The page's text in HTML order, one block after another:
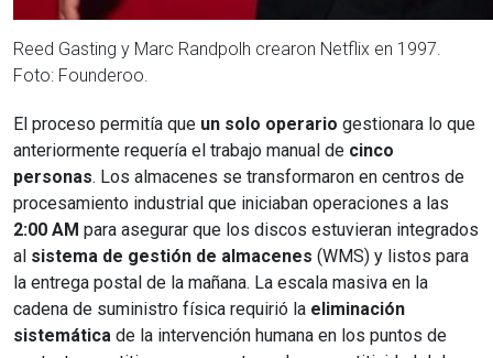
Reed Gasting y Marc Randpolh crearon Netflix en 1997.
Foto: Founderoo.
El proceso permitía que un solo operario gestionara lo que
anteriormente requería el trabajo manual de cinco
personas. Los almacenes se transformaron en centros de
procesamiento industrial que iniciaban operaciones a las
2:00 AM para asegurar que los discos estuvieran integrados
al sistema de gestión de almacenes (WMS) y listos para
la entrega postal de la mañana. La escala masiva en la
cadena de suministro física requirió la eliminación
sistemática de la intervención humana en los puntos de